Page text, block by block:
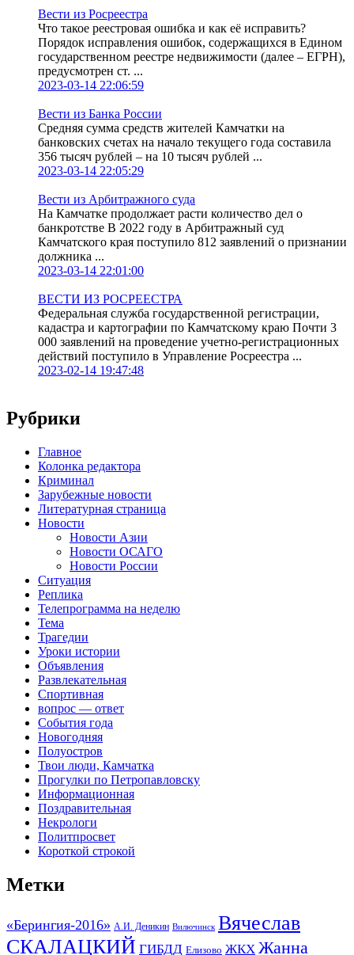
Вести из Росреестра
Что такое реестровая ошибка и как её исправить?
Порядок исправления ошибок, содержащихся в Едином
государственном реестре недвижимости (далее – ЕГРН),
предусмотрен ст. ...
2023-03-14 22:06:59
Вести из Банка России
Средняя сумма средств жителей Камчатки на
банковских счетах на начало текущего года составила
356 тысяч рублей – на 10 тысяч рублей ...
2023-03-14 22:05:29
Вести из Арбитражного суда
На Камчатке продолжает расти количество дел о
банкротстве В 2022 году в Арбитражный суд
Камчатского края поступило 812 заявлений о признании
должника ...
2023-03-14 22:01:00
ВЕСТИ ИЗ РОСРЕЕСТРА
Федеральная служба государственной регистрации,
кадастра и картографии по Камчатскому краю Почти 3
000 заявлений на проведение учетно-регистрационных
действий поступило в Управление Росреестра ...
2023-02-14 19:47:48
Рубрики
Главное
Колонка редактора
Криминал
Зарубежные новости
Литературная страница
Новости
Новости Азии
Новости ОСАГО
Новости России
Ситуация
Реплика
Телепрограмма на неделю
Тема
Трагедии
Уроки истории
Объявления
Развлекательная
Спортивная
вопрос — ответ
События года
Новогодняя
Полуостров
Твои люди, Камчатка
Прогулки по Петропавловску
Информационная
Поздравительная
Некрологи
Политпросвет
Короткой строкой
Метки
«Берингия-2016» А.И. Деникин Вилючинск Вячеслав
СКАЛАЦКИЙ ГИБДД Елизово ЖКХ Жанна